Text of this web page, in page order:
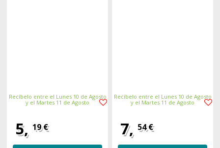
Recíbelo entre el Lunes 10 de Agosto
y el Martes 11 de Agosto
5, 19 €
Recíbelo entre el Lunes 10 de Agosto
y el Martes 11 de Agosto
7, 54 €